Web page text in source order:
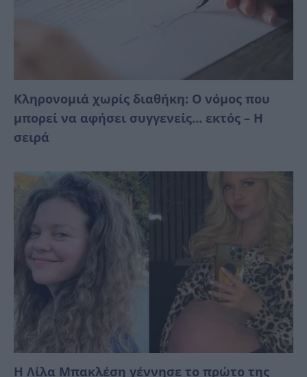
Κληρονομιά χωρίς διαθήκη: Ο νόμος που
μπορεί να αφήσει συγγενείς… εκτός – Η
σειρά
Η Λίλα Μπακλέση γέννησε το πρώτο της